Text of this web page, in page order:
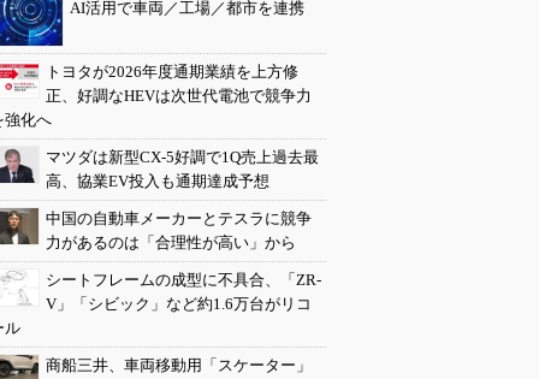
AI活用で車両／工場／都市を連携
トヨタが2026年度通期業績を上方修
正、好調なHEVは次世代電池で競争力
強化へ
マツダは新型CX-5好調で1Q売上過去最
高、協業EV投入も通期達成予想
中国の自動車メーカーとテスラに競争
力があるのは「合理性が高い」から
シートフレームの成型に不具合、「ZR-
V」「シビック」など約1.6万台がリコ
ル
商船三井、車両移動用「スケーター」